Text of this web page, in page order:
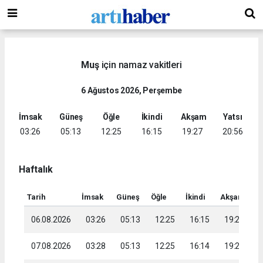
Muşiçin namaz vakitleri
6 Ağustos 2026, Perşembe
İmsak
03:26
Güneş
05:13
Öğle
12:25
İkindi
16:15
Akşam
19:27
Yatsı
20:56
Haftalık
Tarih İmsak Güneş Öğle İkindi Akşam
06.08.2026 03:26 05:13 12:25 16:15 19:27
07.08.2026 03:28 05:13 12:25 16:14 19:26